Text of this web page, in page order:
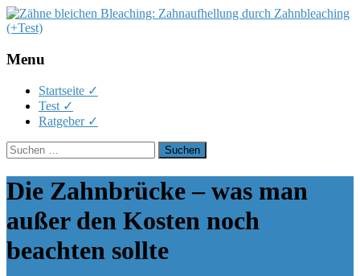
Menu
Skip
content
Startseite ✓
Test ✓
Ratgeber ✓
Suchen
nach:
Die Zahnbrücke – was man
außer den Kosten noch
beachten sollte